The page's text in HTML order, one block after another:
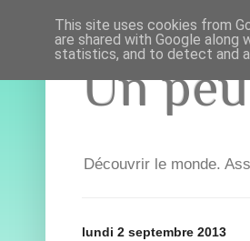
Un
Découvrir le monde.
lundi 2 septembre 2013
This site uses cookies from
are shared with Google
statistics, and to detect and